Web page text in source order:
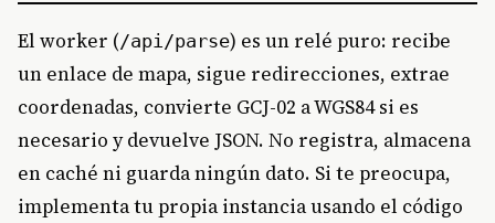
El worker (/api/parse) es un relé puro: recibe
un enlace de mapa, sigue redirecciones, extrae
coordenadas, convierte GCJ-02 a WGS84 si es
necesario y devuelve JSON. No registra, almacena
en caché ni guarda ningún dato. Si te preocupa,
implementa tu propia instancia usando el código